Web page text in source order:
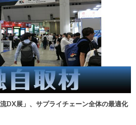
DX展」、サプライチェーン全体の最適化